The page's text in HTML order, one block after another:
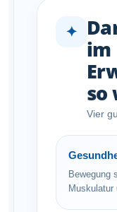
✦
im
so
Vier
Bewegung
Muskulatur